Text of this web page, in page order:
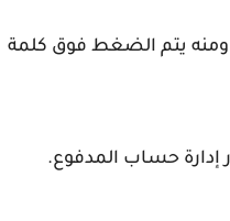
يتم الضغط فوق كلمة